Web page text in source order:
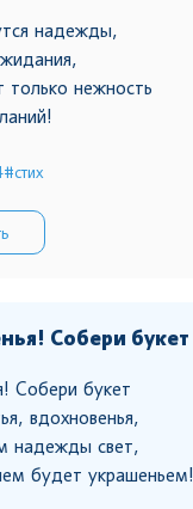
надежды,
только нежность
#стих
Собери букет
Собери букет
вдохновенья,
надежды свет,
будет украшеньем!